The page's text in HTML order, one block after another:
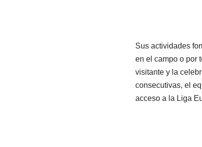
Sus actividades
en el campo o por
visitante y la
consecutivas, el
acceso a la Liga